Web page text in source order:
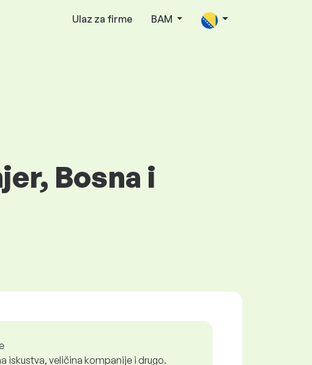
Ulaz za firme BAM
Bosna i
iskustva, veličina kompanije i drugo.